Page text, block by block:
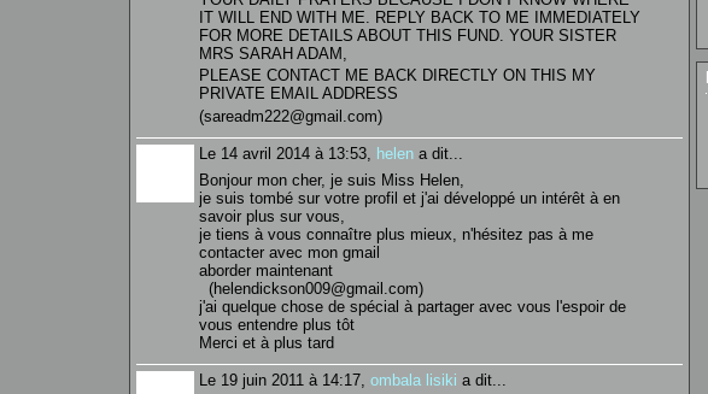
IT WILL END WITH ME. REPLY BACK TO ME IMMEDIATELY
FOR MORE DETAILS ABOUT THIS FUND. YOUR SISTER
MRS SARAH ADAM,
PLEASE CONTACT ME BACK DIRECTLY ON THIS MY
PRIVATE EMAIL ADDRESS
(sareadm222@gmail.com)
Le 14 avril 2014 à 13:53, helen a dit...
Bonjour mon cher, je suis Miss Helen,
je suis tombé sur votre profil et j'ai développé un intérêt à en
savoir plus sur vous,
je tiens à vous connaître plus mieux, n'hésitez pas à me
contacter avec mon gmail
aborder maintenant
(helendickson009@gmail.com)
j'ai quelque chose de spécial à partager avec vous l'espoir de
vous entendre plus tôt
Merci et à plus tard
Le 19 juin 2011 à 14:17, ombala lisiki a dit...